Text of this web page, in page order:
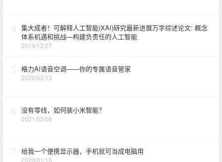
集大成者！可解释人工智能(XAI)研究最新进展万字综述论文: 概念
体系机遇和挑战—构建负责任的人工智能
2019/12/27
格力AI语音空调——你的专属语音管家
2020/02/13
没有零线，如何装小米智能？
2021/03/06
给我一个便携显示器，手机就可当成电脑用
2020/01/15